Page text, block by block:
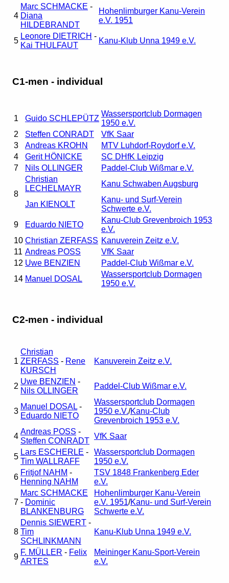
4
Marc SCHMACKE -
Diana
HILDEBRANDT
Hohenlimburger Kanu-Verein
e.V. 1951
5
Leonore DIETRICH -
Kai THULFAUT
Kanu-Klub Unna 1949 e.V.
C1-men - individual
1 Guido SCHLEPÜTZ
Wassersportclub Dormagen
1950 e.V.
2
Steffen CONRADT
VfK Saar
3
Andreas KROHN
MTV Luhdorf-Roydorf e.V.
4
Gerit HÖNICKE
SC DHfK Leipzig
7
Nils OLLINGER Paddel-Club Wißmar e.V.
8
Christian
LECHELMAYR
Kanu Schwaben Augsburg
Jan KIENOLT
Kanu- und Surf-Verein
Schwerte e.V.
9
Eduardo NIETO
Kanu-Club Grevenbroich 1953
e.V.
10 Christian ZERFASS Kanuverein Zeitz e.V.
11 Andreas POSS
VfK Saar
12 Uwe BENZIEN
Paddel-Club Wißmar e.V.
14 Manuel DOSAL
Wassersportclub Dormagen
1950 e.V.
C2-men - individual
1
Christian
ZERFASS - Rene
KURSCH
Kanuverein Zeitz e.V.
2
Uwe BENZIEN -
Nils OLLINGER
Paddel-Club Wißmar e.V.
3
Manuel DOSAL -
Eduardo NIETO
Wassersportclub Dormagen
1950 e.V./Kanu-Club
Grevenbroich 1953 e.V.
4
Andreas POSS -
Steffen CONRADT
VfK Saar
5
Lars ESCHERLE -
Tim WALLRAFF
Wassersportclub Dormagen
1950 e.V.
6
Fritjof NAHM -
Henning NAHM
TSV 1848 Frankenberg Eder
e.V.
7
Marc SCHMACKE
- Dominic
BLANKENBURG
Hohenlimburger Kanu-Verein
e.V. 1951/Kanu- und Surf-Verein
Schwerte e.V.
8
Dennis SIEWERT -
Tim
SCHLINKMANN
Kanu-Klub Unna 1949 e.V.
9
F. MÜLLER - Felix
ARTES
Meininger Kanu-Sport-Verein
e.V.